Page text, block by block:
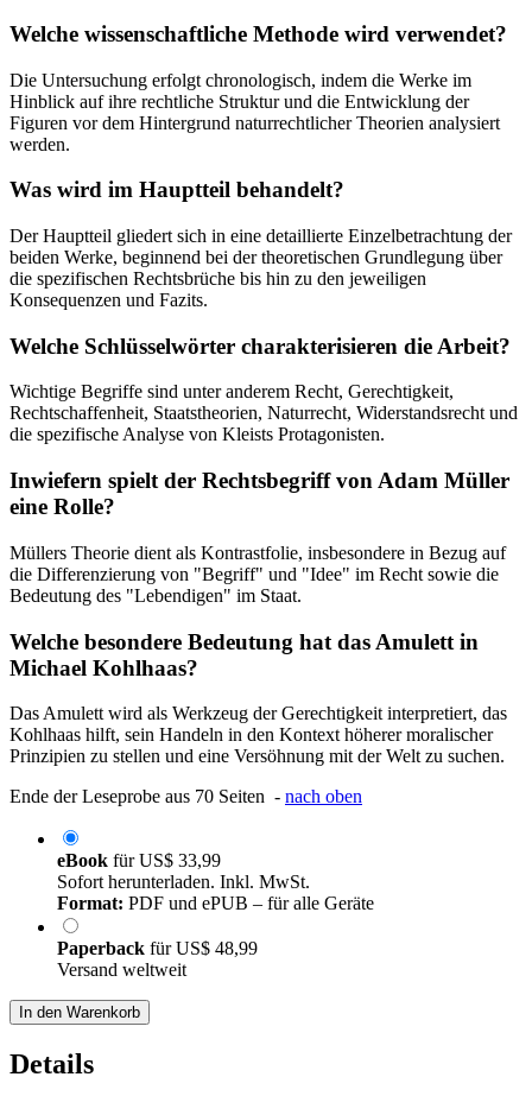
Welche wissenschaftliche Methode wird verwendet?
Die Untersuchung erfolgt chronologisch, indem die Werke im
Hinblick auf ihre rechtliche Struktur und die Entwicklung der
Figuren vor dem Hintergrund naturrechtlicher Theorien analysiert
werden.
Was wird im Hauptteil behandelt?
Der Hauptteil gliedert sich in eine detaillierte Einzelbetrachtung der
beiden Werke, beginnend bei der theoretischen Grundlegung über
die spezifischen Rechtsbrüche bis hin zu den jeweiligen
Konsequenzen und Fazits.
Welche Schlüsselwörter charakterisieren die Arbeit?
Wichtige Begriffe sind unter anderem Recht, Gerechtigkeit,
Rechtschaffenheit, Staatstheorien, Naturrecht, Widerstandsrecht und
die spezifische Analyse von Kleists Protagonisten.
Inwiefern spielt der Rechtsbegriff von Adam Müller
eine Rolle?
Müllers Theorie dient als Kontrastfolie, insbesondere in Bezug auf
die Differenzierung von "Begriff" und "Idee" im Recht sowie die
Bedeutung des "Lebendigen" im Staat.
Welche besondere Bedeutung hat das Amulett in
Michael Kohlhaas?
Das Amulett wird als Werkzeug der Gerechtigkeit interpretiert, das
Kohlhaas hilft, sein Handeln in den Kontext höherer moralischer
Prinzipien zu stellen und eine Versöhnung mit der Welt zu suchen.
Ende der Leseprobe aus 70 Seiten - nach oben
eBook fürUS$ 33,99
Sofort herunterladen. Inkl. MwSt.
Format: PDF und ePUB – für alle Geräte
Paperback fürUS$ 48,99
Versand weltweit
In den Warenkorb
Details